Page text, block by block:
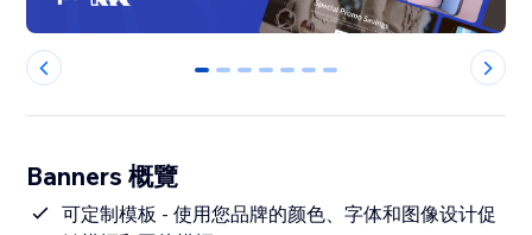
0 1 2 3 4 5 6
Banners 概覽
可定制模板 - 使用您品牌的颜色、字体和图像设计促